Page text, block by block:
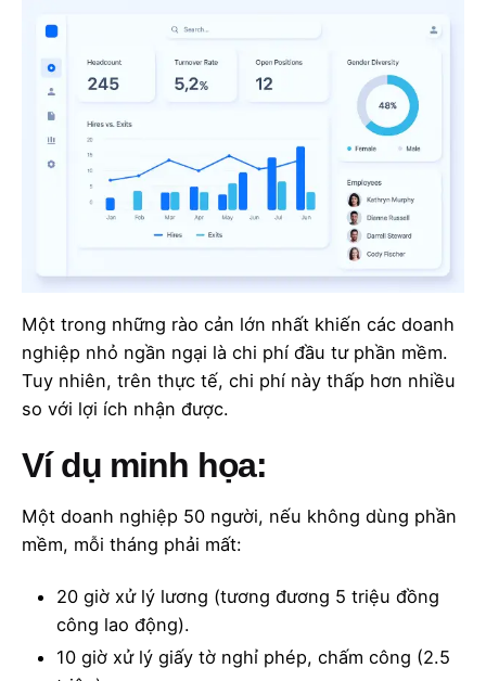
Một trong những rào cản lớn nhất khiến các doanh
nghiệp nhỏ ngần ngại là chi phí đầu tư phần mềm.
Tuy nhiên, trên thực tế, chi phí này thấp hơn nhiều
so với lợi ích nhận được.
Ví dụ minh họa:
Một doanh nghiệp 50 người, nếu không dùng phần
mềm, mỗi tháng phải mất:
20 giờ xử lý lương (tương đương 5 triệu đồng
công lao động).
10 giờ xử lý giấy tờ nghỉ phép, chấm công (2.5